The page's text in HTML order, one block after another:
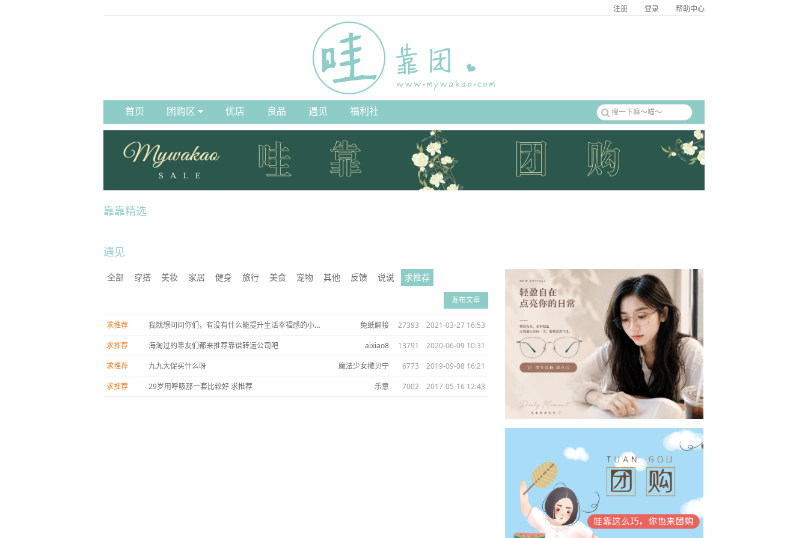
注册 登录 帮助中心
首页 团购区 优店 良品 遇见 福利社
靠靠精选
遇见
全部 穿搭 美妆 家居 健身 旅行 美食 宠物 其他 反馈 说说 求推荐
发布文章
求推荐 我就想问问你们，有没有什么能提升生活幸福感的小玩意儿？？ 兔纸解接 27393
2021-03-27 16:53
求推荐
海淘过的靠友们都来推荐靠谱转运公司吧 aixiao8 13791
2020-06-09 10:31
求推荐
九九大促买什么呀 魔法少女撒贝宁 6773
2019-09-08 16:21
求推荐
29岁用呼吸那一套比较好 求推荐 乐意 7002 2017-05-16 12:43